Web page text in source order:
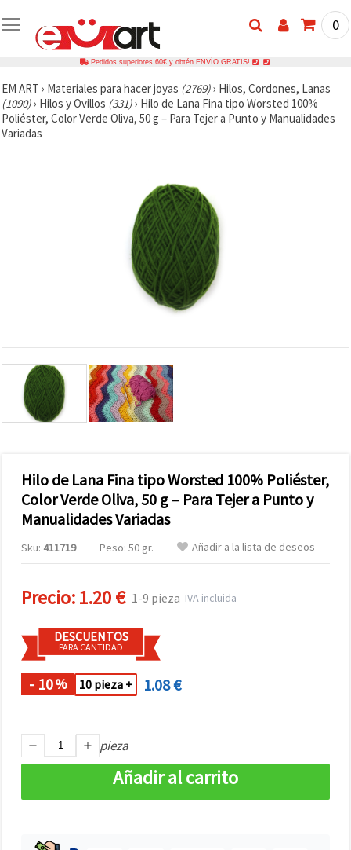
0
Pedidos superiores 60€ y obtén ENVÍO GRATIS!
EM ART › Materiales para hacer joyas (2769)› Hilos, Cordones, Lanas
(1090)› Hilos y Ovillos (331)› Hilo de Lana Fina tipo Worsted 100%
Poliéster, Color Verde Oliva, 50 g – Para Tejer a Punto y Manualidades
Variadas
Hilo de Lana Fina tipo Worsted 100% Poliéster,
Color Verde Oliva, 50 g – Para Tejer a Punto y
Manualidades Variadas
Sku: 411719 Peso: 50 gr. Añadir a la lista de deseos
Precio:1.20 € 1-9 pieza IVA incluida
DESCUENTOS
PARA CANTIDAD
- 10% 10 pieza + 1.08 €
pieza
Añadir al carrito